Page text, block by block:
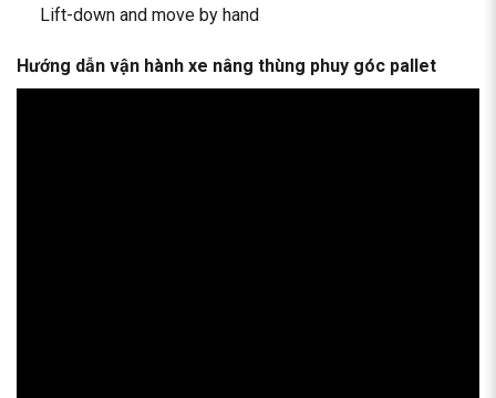
Lift-down and move by hand
Hướng dẫn vận hành xe nâng thùng phuy góc pallet